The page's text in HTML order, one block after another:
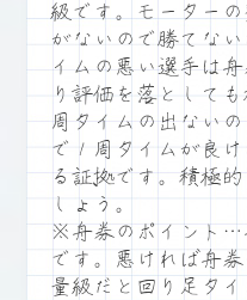
級です。モーター
がないので勝てな
イムの悪い選手は
り評価を落として
周タイムの出ない
で１周タイムが良
る証拠です。積極
しょう。
※舟券のポイント…
です。悪ければ舟
量級だと回り足タ